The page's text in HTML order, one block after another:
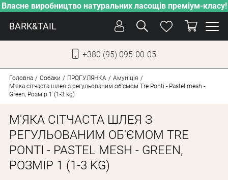
Власне виробництво натуральних ласощів преміум-класу!
BARK&TAIL
+380 (95) 095-00-05
ПІКЛУВАННЯ
ВІД СПЕКИ
ВЛАСНЕ ВИРОБНИЦТВО
НОВИНКИ
Головна Собаки ПРОГУЛЯНКА
Амуніція
М'яка сітчаста шлея з регульованим об'ємом Tre Ponti - Pastel mesh -
Green, Розмір 1 (1-3 kg)
М'ЯКА СІТЧАСТА ШЛЕЯ З
РЕГУЛЬОВАНИМ ОБ'ЄМОМ TRE
PONTI - PASTEL MESH - GREEN,
РОЗМІР 1 (1-3 KG)